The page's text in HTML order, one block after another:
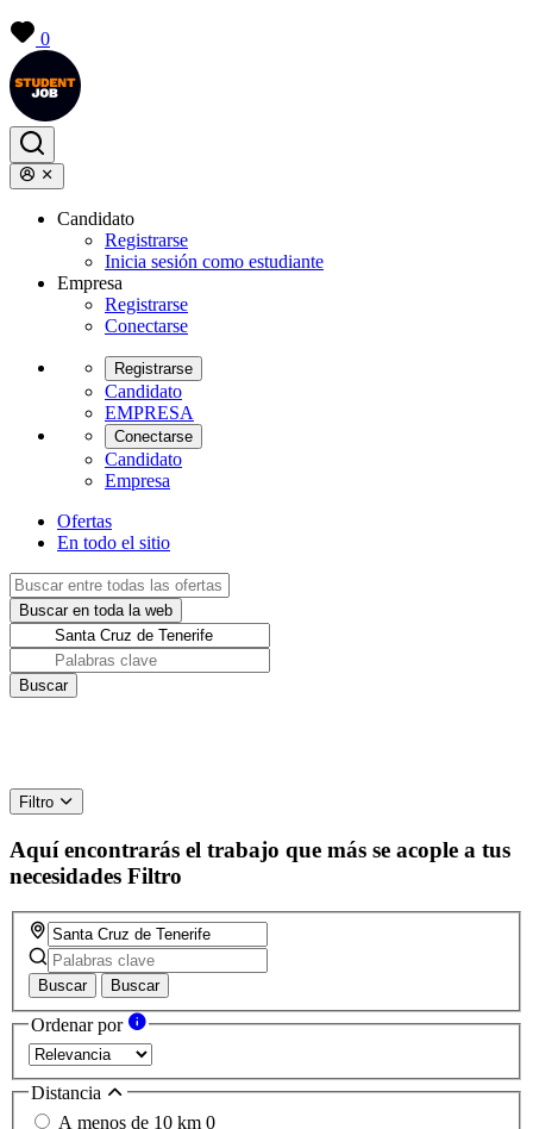
0
Candidato
Registrarse
Inicia sesión como estudiante
Empresa
Registrarse
Conectarse
Registrarse
Candidato
EMPRESA
Conectarse
Candidato
Empresa
Ofertas
En todo el sitio
Filtro
Aquí encontrarás el trabajo que más se acople a tus
necesidades Filtro
Buscar Buscar
Ordenar por
Distancia
A menos de 10 km 0